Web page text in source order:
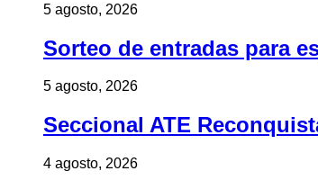
5 agosto, 2026
Sorteo de entradas para
5 agosto, 2026
Seccional ATE
4 agosto, 2026